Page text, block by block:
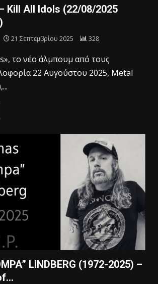
Kill All Idols (22/08/2025
21 Σεπτεμβρίου 2025 328
το νέο άλμπουμ από τους
22 Αυγούστου 2025, Metal
LINDBERG (1972-2025) –